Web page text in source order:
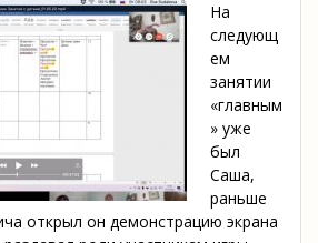
На
следующ
ем
занятии
«главным
» уже
был
Саша,
раньше
открыл он демонстрацию экрана